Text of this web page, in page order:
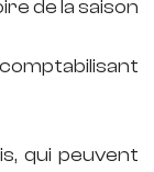
de la saison
qui peuvent